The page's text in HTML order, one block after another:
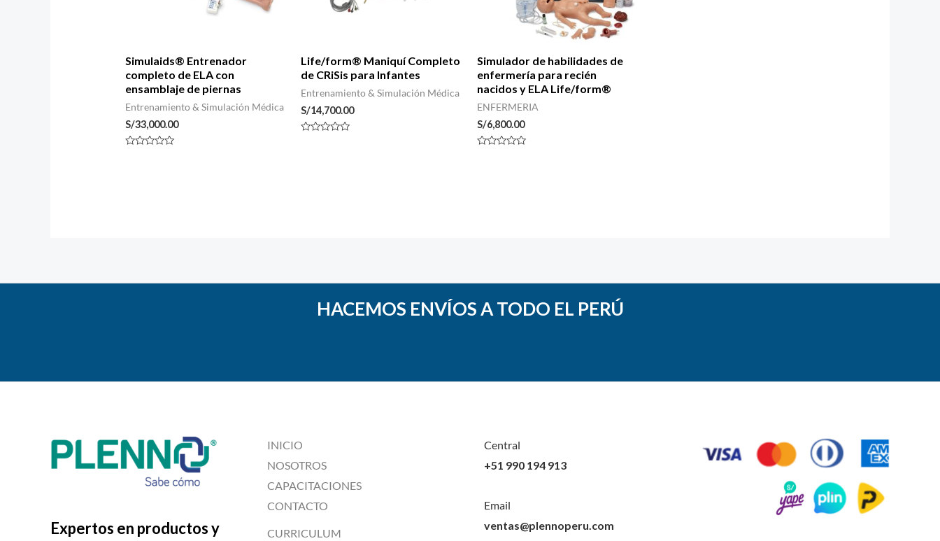
Simulaids® Entrenador
completo de ELA con
ensamblaje de piernas
Entrenamiento & Simulación Médica
S/33,000.00
Life/form® Maniquí Completo
de CRiSis para Infantes
Entrenamiento & Simulación Médica
S/14,700.00
Simulador de habilidades de
enfermería para recién
nacidos y ELA Life/form®
ENFERMERIA
S/6,800.00
HACEMOS ENVÍOS A TODO EL PERÚ
Expertos en productos y
INICIO
NOSOTROS
CAPACITACIONES
CONTACTO
CURRICULUM
Central
+51 990 194 913
Email
ventas@plennoperu.com